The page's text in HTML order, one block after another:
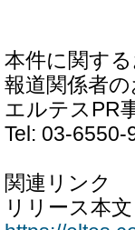
本件に関す
報道関係者
エルテスPR
Tel: 03-6550-
関連リンク
リリース本文